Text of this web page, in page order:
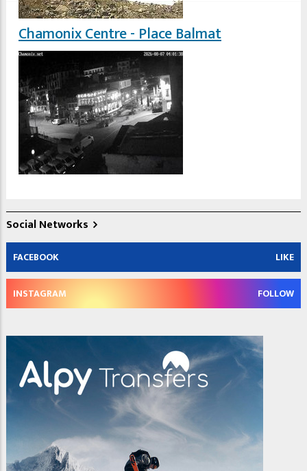
Chamonix Centre - Place Balmat
Social Networks
FACEBOOK LIKE
INSTAGRAM FOLLOW